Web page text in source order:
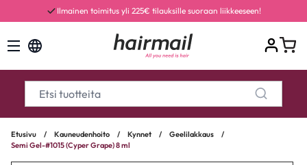
Ilmainen toimitus yli 225€ tilauksille suoraan liikkeeseen!
Etusivu / Kauneudenhoito / Kynnet / Geelilakkaus
/
Semi Gel-#1015 (Cyper Grape) 8 ml